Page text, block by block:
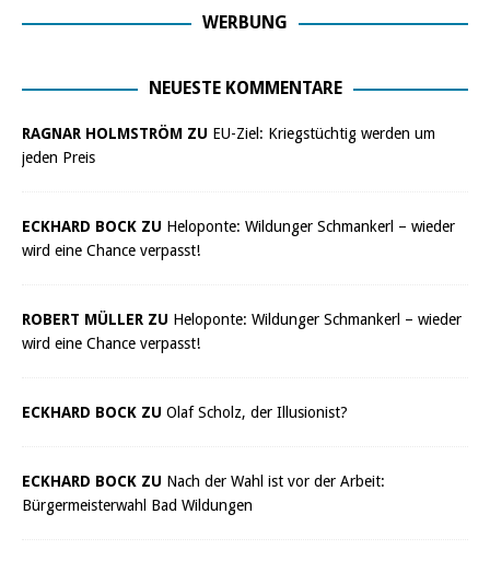
WERBUNG
NEUESTE KOMMENTARE
RAGNAR HOLMSTRÖM ZU EU-Ziel: Kriegstüchtig werden um
jeden Preis
ECKHARD BOCK ZU Heloponte: Wildunger Schmankerl – wieder
wird eine Chance verpasst!
ROBERT MÜLLER ZU Heloponte: Wildunger Schmankerl – wieder
wird eine Chance verpasst!
ECKHARD BOCK ZU Olaf Scholz, der Illusionist?
ECKHARD BOCK ZU Nach der Wahl ist vor der Arbeit:
Bürgermeisterwahl Bad Wildungen